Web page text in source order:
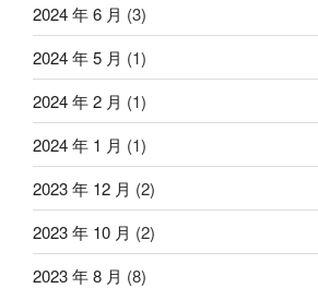
2024 年 6 月 (3)
2024 年 5 月 (1)
2024 年 2 月 (1)
2024 年 1 月 (1)
2023 年 12 月 (2)
2023 年 10 月 (2)
2023 年 8 月 (8)